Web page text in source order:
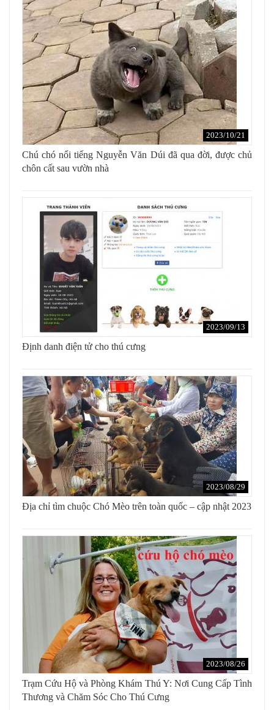
2023/10/21
Chú chó nổi tiếng Nguyễn Văn Dúi đã qua đời, được chủ
chôn cất sau vườn nhà
2023/09/13
Định danh điện tử cho thú cưng
2023/08/29
Địa chỉ tìm chuộc Chó Mèo trên toàn quốc – cập nhật 2023
2023/08/26
Trạm Cứu Hộ và Phòng Khám Thú Y: Nơi Cung Cấp Tình
Thương và Chăm Sóc Cho Thú Cưng